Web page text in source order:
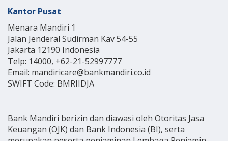
Kantor Pusat
Menara Mandiri 1
Jalan Jenderal Sudirman Kav 54-55
Jakarta 12190 Indonesia
Telp: 14000, +62-21-52997777
Email: mandiricare@bankmandiri.co.id
SWIFT Code: BMRIIDJA
Bank Mandiri berizin dan diawasi oleh Otoritas Jasa
Keuangan (OJK) dan Bank Indonesia (BI), serta